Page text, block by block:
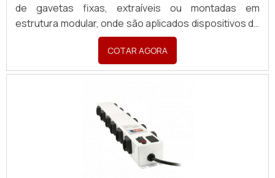
de gavetas fi­xas, extraíveis ou montadas em
estrutura modular, onde são aplicados dispositivos de
comando e proteção para sistemas de distribuição de
energia, tais como contatores, disjuntores de
potência, disjuntores em caixa moldada, disjuntores
reles inteligentes ou partidas com Softstarters.
Comando na porta via botões, sinaleiros e
comutadoras para acionamentos remoto/automático.
COTAR AGORA